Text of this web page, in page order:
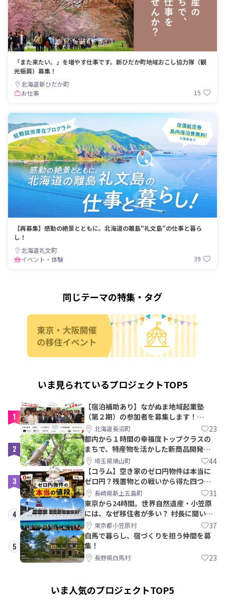
「また来たい。」を増やす仕事です。新ひだか町地域おこし協力隊（観
光振興）募集！
北海道新ひだか町
お仕事
15
【再募集】感動の絶景とともに。北海道の離島"礼文島"の仕事と暮ら
し！
北海道礼文町
イベント・体験
39
同じテーマの特集・タグ
いま見られているプロジェクトTOP5
1
【宿泊補助あり】ながぬま地域起業塾
（第２期）の参加者を募集します！
【8/21〆】
北海道長沼町 23
2
都内から１時間の幸福度トップクラスの
まちで、特産物を活かした新商品開発＆
PRメンバー募集！
埼玉県鳩山町 44
3
【コラム】空き家のゼロ円物件は本当に
ゼロ円？残置物との戦いから得た四つの
教訓｜新上五島町
長崎県新上五島町 31
4
東京から24時間。世界自然遺産・小笠原
には、なぜ移住者が多い？ 村長に聞いて
みた東京都小笠原村 37
5
白馬で暮らし、宿づくりを担う仲間を募
集！
長野県白馬村 23
いま人気のプロジェクトTOP5